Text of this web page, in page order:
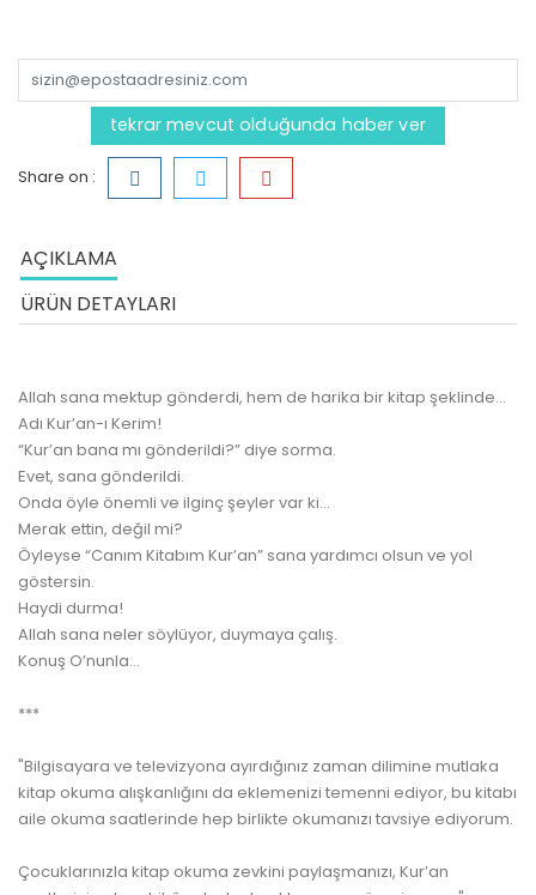
tekrar mevcut olduğunda haber ver
Share on :
AÇIKLAMA
ÜRÜN DETAYLARI
Allah sana mektup gönderdi, hem de harika bir kitap şeklinde...
Adı Kur’an-ı Kerim!
“Kur’an bana mı gönderildi?” diye sorma.
Evet, sana gönderildi.
Onda öyle önemli ve ilginç şeyler var ki…
Merak ettin, değil mi?
Öyleyse “Canım Kitabım Kur’an” sana yardımcı olsun ve yol
göstersin.
Haydi durma!
Allah sana neler söylüyor, duymaya çalış.
Konuş O’nunla...
***
"Bilgisayara ve televizyona ayırdığınız zaman dilimine mutlaka
kitap okuma alışkanlığını da eklemenizi temenni ediyor, bu kitabı
aile okuma saatlerinde hep birlikte okumanızı tavsiye ediyorum.
Çocuklarınızla kitap okuma zevkini paylaşmanızı, Kur’an